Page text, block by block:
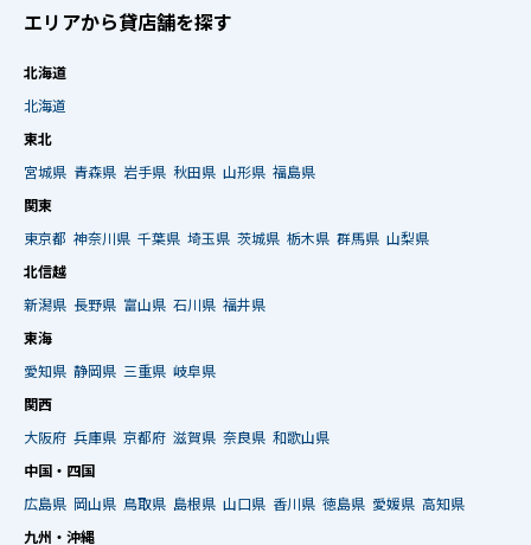
エリアから貸店舗を探す
北海道
北海道
東北
宮城県 青森県 岩手県 秋田県 山形県 福島県
関東
東京都 神奈川県 千葉県 埼玉県 茨城県 栃木県 群馬県 山梨県
北信越
新潟県 長野県 富山県 石川県 福井県
東海
愛知県 静岡県 三重県 岐阜県
関西
大阪府 兵庫県 京都府 滋賀県 奈良県 和歌山県
中国・四国
広島県 岡山県 鳥取県 島根県 山口県 香川県 徳島県 愛媛県 高知県
九州・沖縄